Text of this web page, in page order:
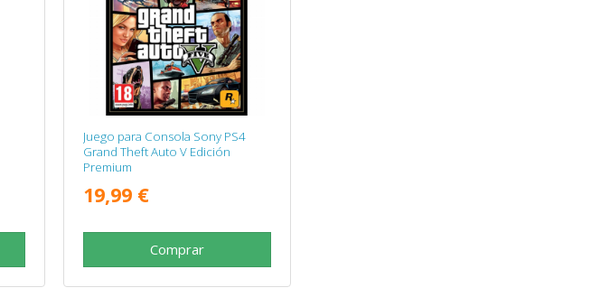
Juego para Consola Sony PS4
Grand Theft Auto V Edición
Premium
19,99 €
Comprar